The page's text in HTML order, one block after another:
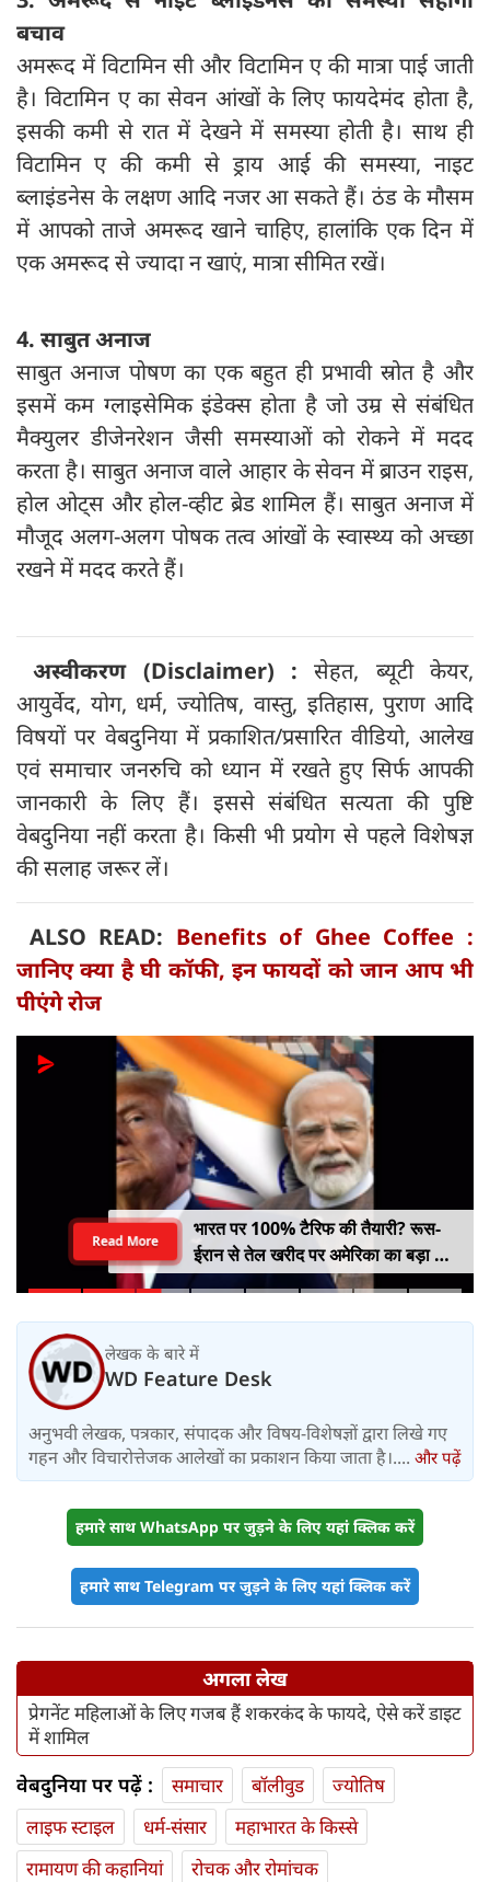
बचाव
अमरूद में व‍िटामिन सी और व‍िटाम‍िन ए की मात्रा पाई जाती
है। व‍िटाम‍िन ए का सेवन आंखों के ल‍िए फायदेमंद होता है,
इसकी कमी से रात में देखने में समस्‍या होती है। साथ ही
व‍िटाम‍िन ए की कमी से ड्राय आई की समस्‍या, नाइट
ब्‍लाइंडनेस के लक्षण आद‍ि नजर आ सकते हैं। ठंड के मौसम
में आपको ताजे अमरूद खाने चाह‍िए, हालांक‍ि एक द‍िन में
एक अमरूद से ज्‍यादा न खाएं, मात्रा सीम‍ित रखें।
4. साबुत अनाज
साबुत अनाज पोषण का एक बहुत ही प्रभावी स्रोत है और
इसमें कम ग्लाइसेमिक इंडेक्स होता है जो उम्र से संबंधित
मैक्युलर डीजेनरेशन जैसी समस्याओं को रोकने में मदद
करता है। साबुत अनाज वाले आहार के सेवन में ब्राउन राइस,
होल ओट्स और होल-व्हीट ब्रेड शामिल हैं। साबुत अनाज में
मौजूद अलग-अलग पोषक तत्व आंखों के स्वास्थ्य को अच्छा
रखने में मदद करते हैं।
अस्वीकरण (Disclaimer) : सेहत, ब्यूटी केयर,
आयुर्वेद, योग, धर्म, ज्योतिष, वास्तु, इतिहास, पुराण आदि
विषयों पर वेबदुनिया में प्रकाशित/प्रसारित वीडियो, आलेख
एवं समाचार जनरुचि को ध्यान में रखते हुए सिर्फ आपकी
जानकारी के लिए हैं। इससे संबंधित सत्यता की पुष्टि
वेबदुनिया नहीं करता है। किसी भी प्रयोग से पहले विशेषज्ञ
की सलाह जरूर लें।
ALSO READ: Benefits of Ghee Coffee :
जानिए क्या है घी कॉफी, इन फायदों को जान आप भी
पीएंगे रोज
भारत पर 100% टैरिफ की तैयारी? रूस-
ईरान से तेल खरीद पर अमेरिका का बड़ा वार,
सीनेट में बिल पास
Read More
लेखक के बारे में
WD Feature Desk
अनुभवी लेखक, पत्रकार, संपादक और विषय-विशेषज्ञों द्वारा लिखे गए
गहन और विचारोत्तेजक आलेखों का प्रकाशन किया जाता है।.... और पढ़ें
हमारे साथ WhatsApp पर जुड़ने के लिए यहां क्लिक करें
हमारे साथ Telegram पर जुड़ने के लिए यहां क्लिक करें
अगला लेख
प्रेगनेंट महिलाओं के लिए गजब हैं शकरकंद के फायदे, ऐसे करें डाइट
में शामिल
वेबदुनिया पर पढ़ें : समाचार बॉलीवुड
ज्योतिष
लाइफ स्‍टाइल
धर्म-संसार
महाभारत के किस्से
रामायण की कहानियां
रोचक और रोमांचक